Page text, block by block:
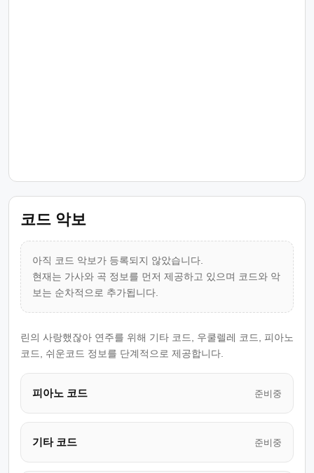
코드 악보
아직 코드 악보가 등록되지 않았습니다.
현재는 가사와 곡 정보를 먼저 제공하고 있으며 코드와 악
보는 순차적으로 추가됩니다.
린의 사랑했잖아 연주를 위해 기타 코드, 우쿨렐레 코드, 피아노
코드, 쉬운코드 정보를 단계적으로 제공합니다.
피아노 코드 준비중
기타 코드 준비중